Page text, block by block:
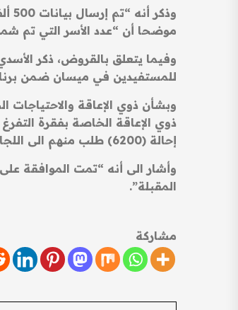
موضحا أن “عدد الأسر التي تم شمولها بالإعانة في
للمستفيدين في ميسان ضمن
إحالة (6200) طلب منهم الى اللجان الطبية”.
المقبلة”.
مشاركة